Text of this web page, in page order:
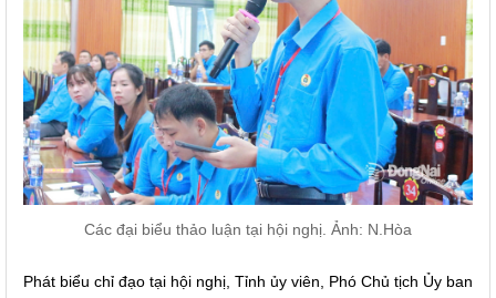
Các đại biểu thảo luận tại hội nghị. Ảnh: N.Hòa
Phát biểu chỉ đạo tại hội nghị, Tỉnh ủy viên, Phó Chủ tịch Ủy ban